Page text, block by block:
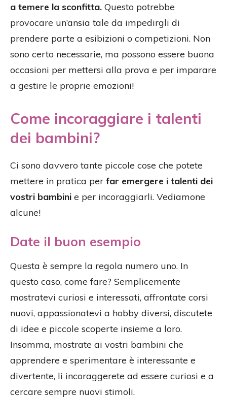
a temere la sconfitta. Questo potrebbe
provocare un’ansia tale da impedirgli di
prendere parte a esibizioni o competizioni. Non
sono certo necessarie, ma possono essere buona
occasioni per mettersi alla prova e per imparare
a gestire le proprie emozioni!
Come incoraggiare i talenti
dei bambini?
Ci sono davvero tante piccole cose che potete
mettere in pratica per far emergere i talenti dei
vostri bambini e per incoraggiarli. Vediamone
alcune!
Date il buon esempio
Questa è sempre la regola numero uno. In
questo caso, come fare? Semplicemente
mostratevi curiosi e interessati, affrontate corsi
nuovi, appassionatevi a hobby diversi, discutete
di idee e piccole scoperte insieme a loro.
Insomma, mostrate ai vostri bambini che
apprendere e sperimentare è interessante e
divertente, li incoraggerete ad essere curiosi e a
cercare sempre nuovi stimoli.